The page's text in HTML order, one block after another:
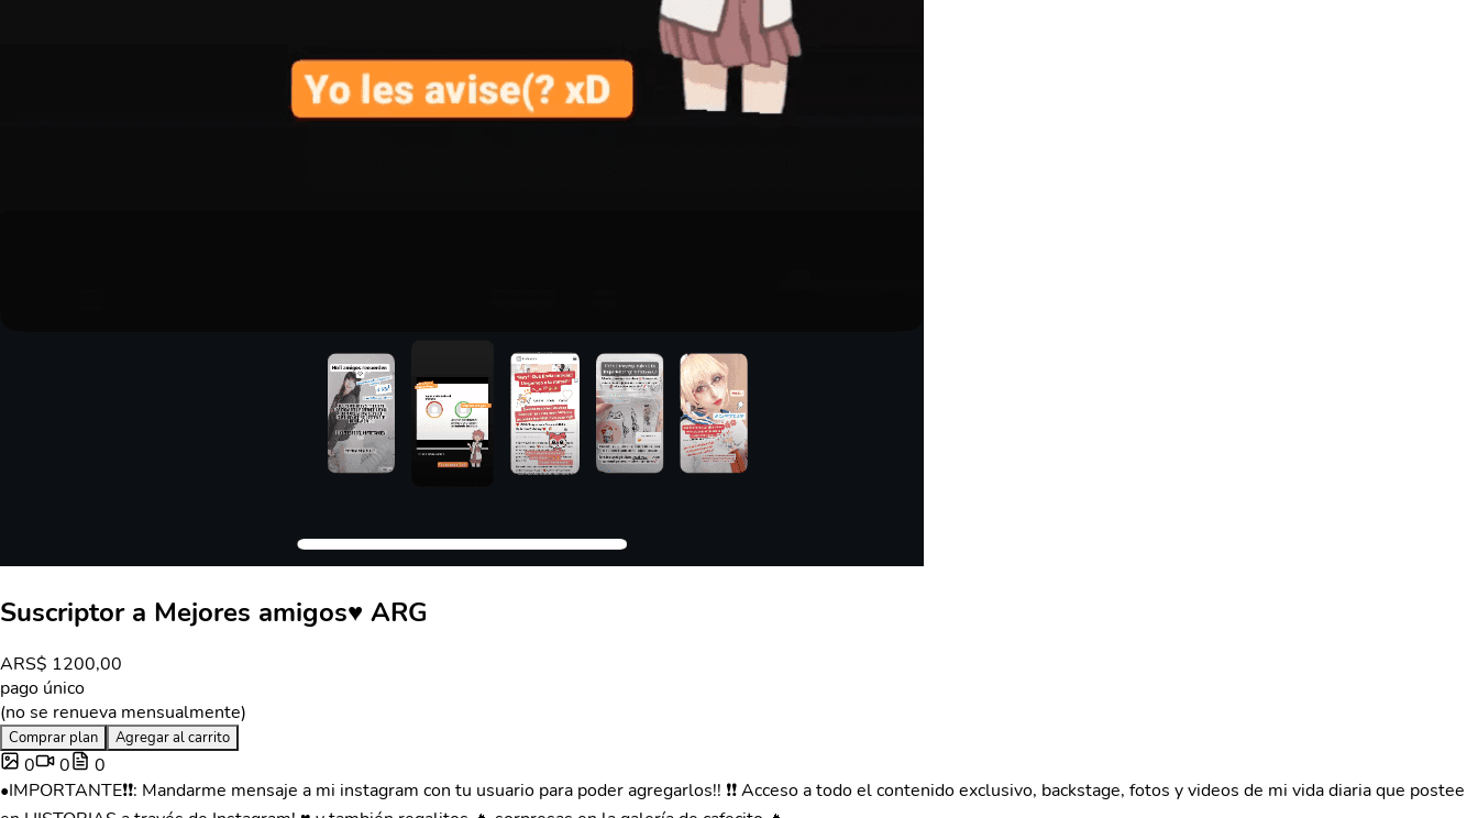
Suscriptor a Mejores amigos♥ ARG
ARS$ 1200,00
pago único
(no se renueva mensualmente)
Comprar plan Agregar al carrito
0 0
0
•IMPORTANTE❗❗: Mandarme mensaje a mi instagram con tu usuario para poder agregarlos!! ❗❗ Acceso a todo el contenido exclusivo, backstage, fotos y videos de mi vida diaria que postee